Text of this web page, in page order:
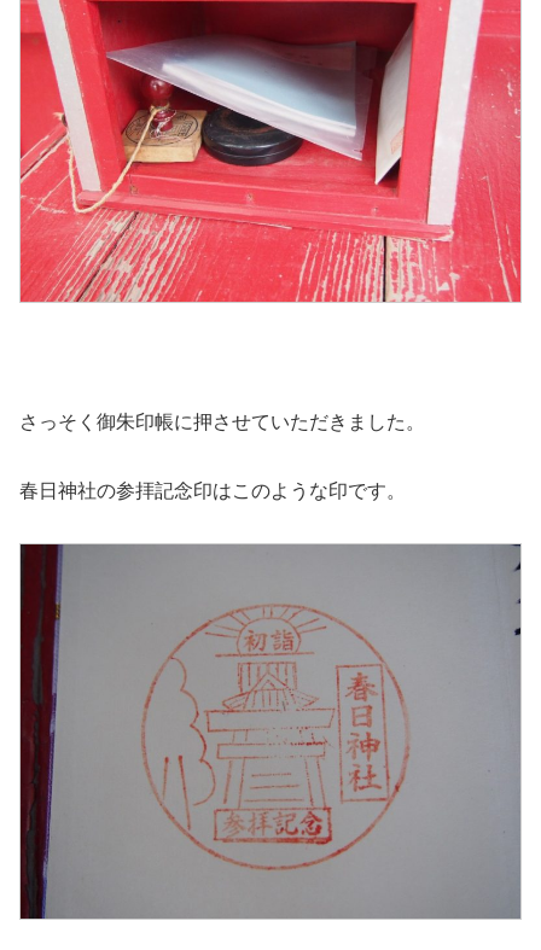
さっそく御朱印帳に押させていただきました。
春日神社の参拝記念印はこのような印です。